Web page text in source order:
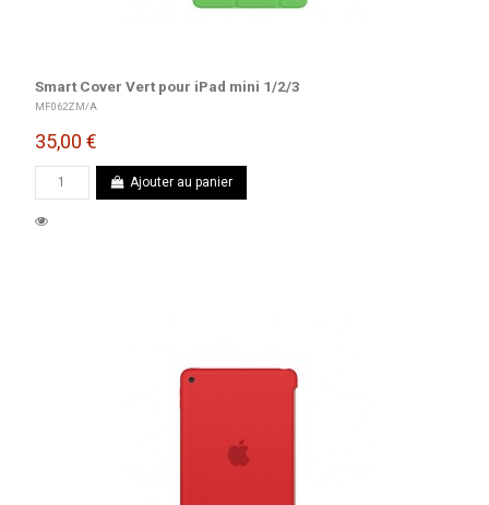
Smart Cover Vert pour iPad mini 1/2/3
MF062ZM/A
35,00 €
Ajouter au panier